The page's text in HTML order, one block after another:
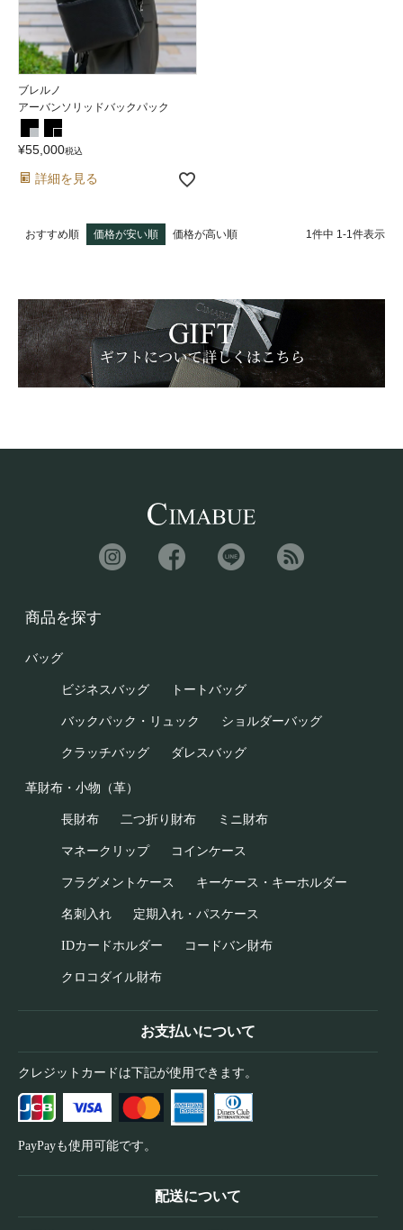
ブレルノ
アーバンソリッドバックパック
¥55,000税込
詳細を見る
おすすめ順 価格が安い順 価格が高い順 1 件中 1 -1 件表示
商品を探す
バッグ
ビジネスバッグ トートバッグ
バックパック・リュック ショルダーバッグ
クラッチバッグ ダレスバッグ
革財布・小物（革）
長財布 二つ折り財布 ミニ財布
マネークリップ コインケース
フラグメントケース キーケース・キーホルダー
名刺入れ 定期入れ・パスケース
IDカードホルダー コードバン財布
クロコダイル財布
お支払いについて
クレジットカードは下記が使用できます。
PayPayも使用可能です。
配送について